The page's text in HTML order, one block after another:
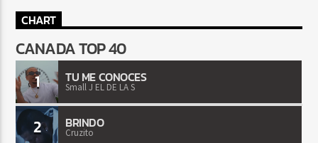
CHART
CANADA TOP 40
1 TU ME CONOCES
Small J EL DE LA S
2 BRINDO
Cruzito